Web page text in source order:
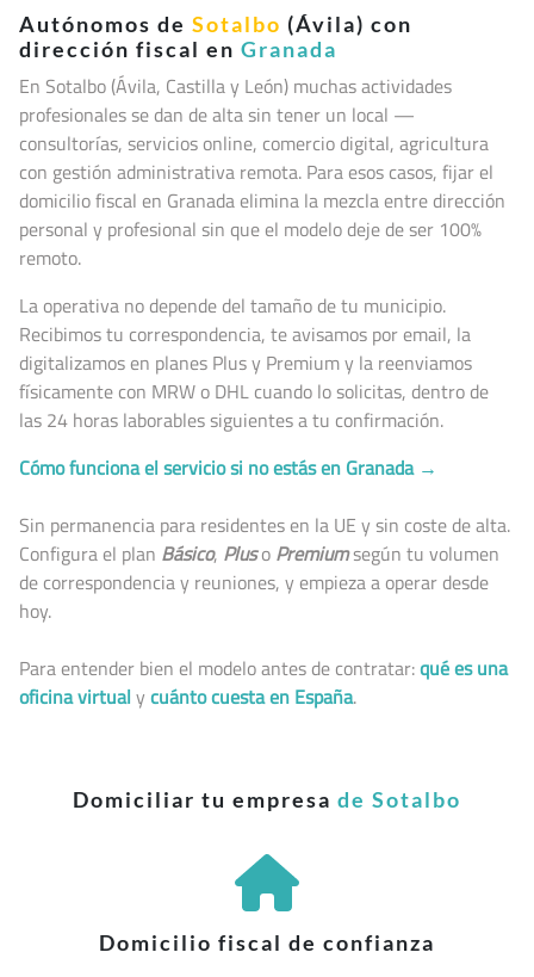
Autónomos de Sotalbo (Ávila) con
dirección fiscal en Granada
En Sotalbo (Ávila, Castilla y León) muchas actividades
profesionales se dan de alta sin tener un local —
consultorías, servicios online, comercio digital, agricultura
con gestión administrativa remota. Para esos casos, fijar el
domicilio fiscal en Granada elimina la mezcla entre dirección
personal y profesional sin que el modelo deje de ser 100%
remoto.
La operativa no depende del tamaño de tu municipio.
Recibimos tu correspondencia, te avisamos por email, la
digitalizamos en planes Plus y Premium y la reenviamos
físicamente con MRW o DHL cuando lo solicitas, dentro de
las 24 horas laborables siguientes a tu confirmación.
Cómo funciona el servicio si no estás en Granada →
Sin permanencia para residentes en la UE y sin coste de alta.
Configura el plan Básico, Pluso Premiumsegún tu volumen
de correspondencia y reuniones, y empieza a operar desde
hoy.
Para entender bien el modelo antes de contratar:qué es una
oficina virtual ycuánto cuesta en España.
Domiciliar tu empresa de Sotalbo
Domicilio fiscal de confianza